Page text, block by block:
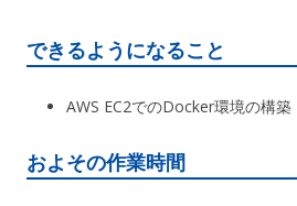
できるようになること
AWS EC2でのDocker環境の構築
およその作業時間